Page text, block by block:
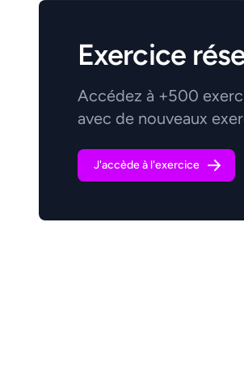
Exercice
Accédez à +500
avec de nouveaux
J'accède à l'exercice